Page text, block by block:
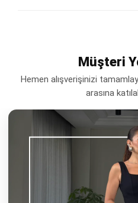
Müşteri
Hemen alışverişinizi
arasına